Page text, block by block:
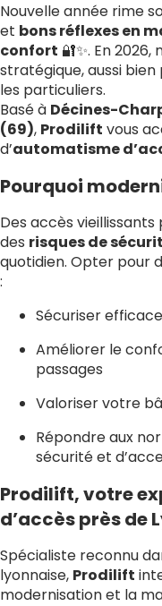
Nouvelle année rime
et bons réflexes en
confort 🔐✨. En
stratégique, aussi
les particuliers.
Basé à Décines-
(69), Prodilift vous
d’automatisme
Pourquoi
Des accès
des risques de
quotidien. Opter pour
:
Sécuriser
Améliorer le
passages
Valoriser votre
Répondre aux
sécurité et
Prodilift, votre
d’accès près de
Spécialiste reconnu
lyonnaise, Prodilift
modernisation et la